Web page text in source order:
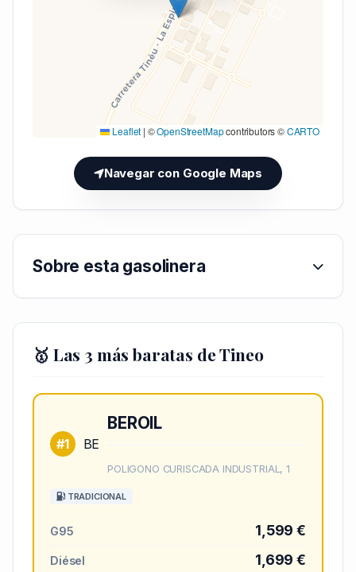
Cargando mapa (V7 Inline)...
Leaflet | ©OpenStreetMapcontributors ©CARTO
Navegar con Google Maps
Sobre esta gasolinera
🥇 Las 3 más baratas de Tineo
#1 BE
BEROIL
POLIGONO CURISCADA INDUSTRIAL, 1
TRADICIONAL
G95 1,599 €
Diésel 1,699 €